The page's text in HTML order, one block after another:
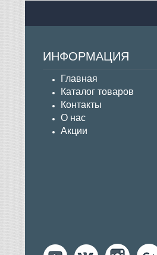
ИНФОРМАЦИЯ
Главная
Каталог товаров
Контакты
О нас
Акции